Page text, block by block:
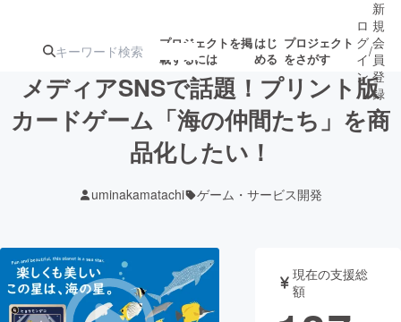
プロジェクトを掲
載するには
はじ
める
プロジェクト
をさがす
注目の新着プロ募集終了が近いプ
テクノロジー・ガジェット
ロ
グ
イ
ン
/
新
規
会
員
登
録
メディアSNSで話題！プリント版
カードゲーム「海の仲間たち」を商
品化したい！
uminakamatachi ゲーム・サービス開発
現在の支援総
額